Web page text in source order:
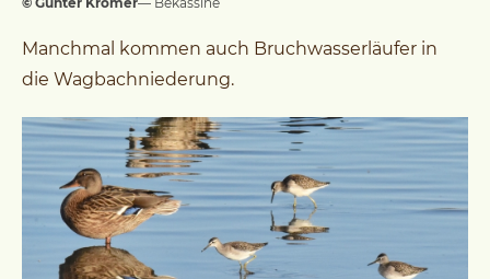
Manchmal kommen auch Bruchwasserläufer in
die Wagbachniederung.